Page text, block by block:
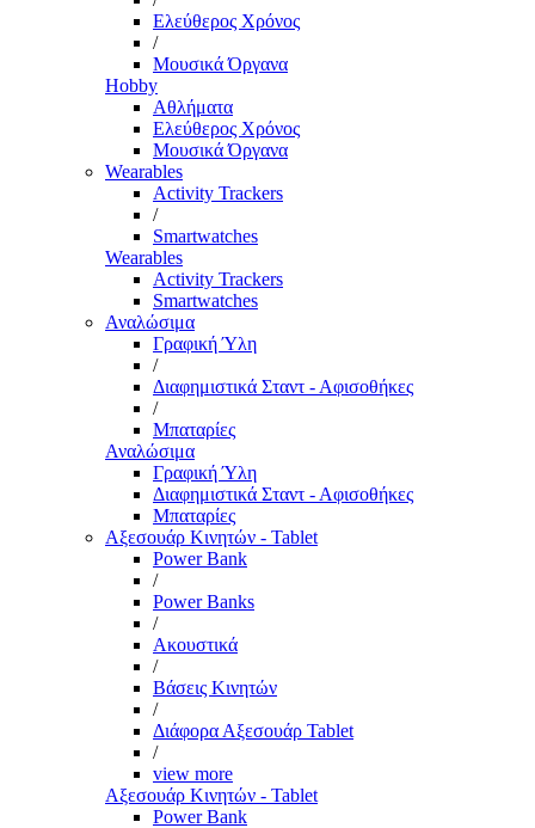
Ελεύθερος Χρόνος
/
Μουσικά Όργανα
Hobby
Αθλήματα
Ελεύθερος Χρόνος
Μουσικά Όργανα
Wearables
Activity Trackers
/
Smartwatches
Wearables
Activity Trackers
Smartwatches
Αναλώσιμα
Γραφική Ύλη
/
Διαφημιστικά Σταντ - Αφισοθήκες
/
Μπαταρίες
Αναλώσιμα
Γραφική Ύλη
Διαφημιστικά Σταντ - Αφισοθήκες
Μπαταρίες
Αξεσουάρ Κινητών - Tablet
Power Bank
/
Power Banks
/
Ακουστικά
/
Βάσεις Κινητών
/
Διάφορα Αξεσουάρ Tablet
/
view more
Αξεσουάρ Κινητών - Tablet
Power Bank